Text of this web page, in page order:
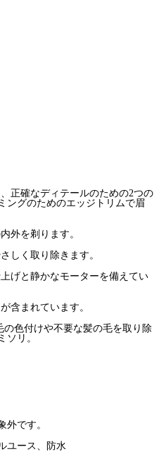
正確なディテールのための2つの
ングのためのエッジトリムで眉
外を剃ります。
しく取り除きます。
げと静かなモーターを備えてい
含まれています。
の色付けや不要な髪の毛を取り除
ソリ。
外です。
ユース、防水